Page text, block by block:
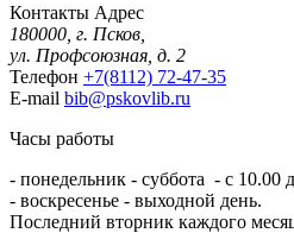
Контакты Адрес
180000, г. Псков,
ул. Профсоюзная, д. 2
Телефон +7(8112) 72-47-35
E-mail bib@pskovlib.ru
Часы работы
- понедельник - суббота - с 10.00
- воскресенье - выходной день.
Последний вторник каждого